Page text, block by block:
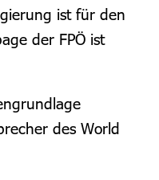
ist für den
der FPÖ ist
des World